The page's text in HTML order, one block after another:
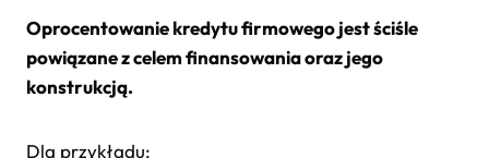
Oprocentowanie kredytu firmowego jest ściśle
powiązane z celem finansowania oraz jego
konstrukcją.
Dla przykładu: